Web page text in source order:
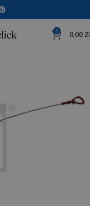
0 0,00